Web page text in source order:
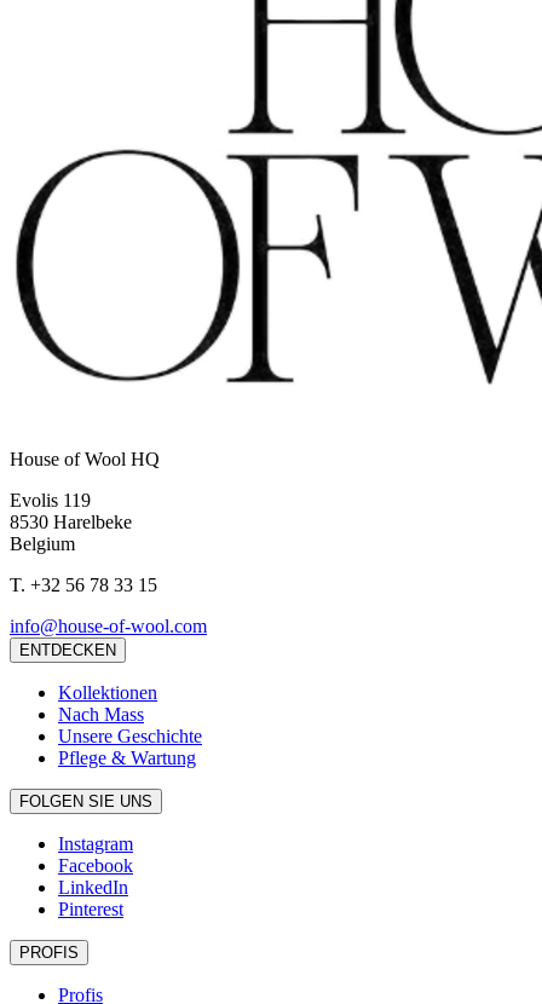
House of Wool HQ
Evolis 119
8530 Harelbeke
Belgium
T. +32 56 78 33 15
info@house-of-wool.com
ENTDECKEN
Kollektionen
Nach Mass
Unsere Geschichte
Pflege & Wartung
FOLGEN SIE UNS
Instagram
Facebook
LinkedIn
Pinterest
PROFIS
Profis